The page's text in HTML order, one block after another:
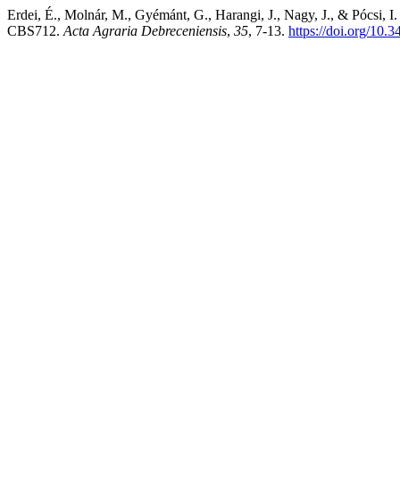
Erdei, É., Molnár, M., Gyémánt, G., Harangi, J., Nagy, J., & Pócsi,
CBS712. Acta Agraria Debreceniensis, 35, 7-13. https://doi.org/